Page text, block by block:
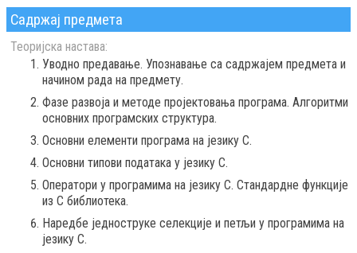
Садржај предмета
Теоријска настава:
Уводно предавање. Упознавање са садржајем предмета и
начином рада на предмету.
Фазе развоја и методе пројектовања програма. Алгоритми
основних програмских структура.
Основни елементи програма на језику C.
Основни типови података у језику C.
Оператори у програмима на језику C. Стандардне функције
из C библиотека.
Наредбе једноструке селекције и петљи у програмима на
језику C.